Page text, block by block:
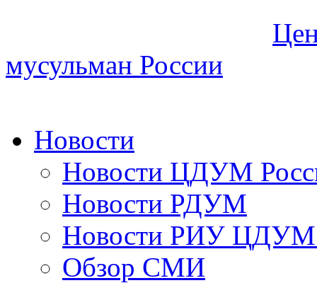
мусульман России
Новости
Новости ЦДУМ
Новости РДУМ
Новости РИУ ЦДУМ
Обзор СМИ